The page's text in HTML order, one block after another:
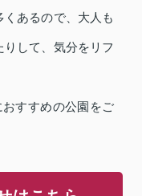
あるので、大人も
して、気分をリフ
すすめの公園をご